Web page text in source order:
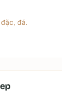
đá.